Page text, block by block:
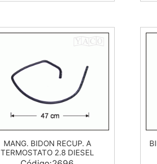
MANG. BIDON RECUP. A
TERMOSTATO 2.8 DIESEL